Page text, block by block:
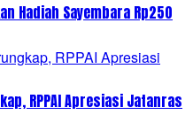
Hadiah Sayembara Rp250
RPPAI Apresiasi Jatanras